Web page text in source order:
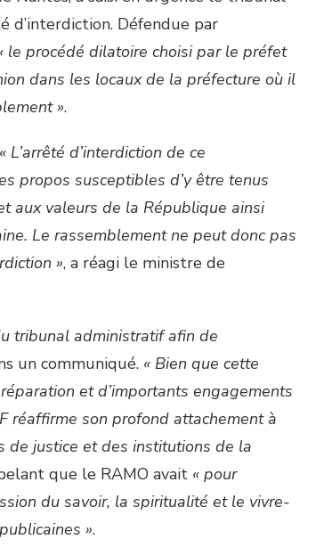
d’interdiction. Défendue par
le procédé dilatoire choisi par le préfet
dans les locaux de la préfecture où il
».
« L’arrêté d’interdiction de ce
propos susceptibles d’y être tenus
aux valeurs de la République ainsi
Le rassemblement ne peut donc pas
», a réagi le ministre de
tribunal administratif afin de
un communiqué. « Bien que cette
et d’importants engagements
réaffirme son profond attachement à
de justice et des institutions de la
que le RAMO avait « pour
du savoir, la spiritualité et le vivre-
».